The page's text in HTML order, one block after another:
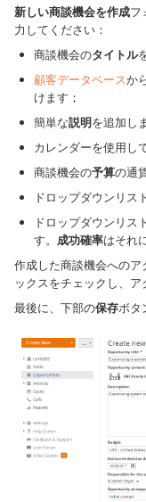
新しい商談機会を作成フ
力してください：
商談機会のタイトル
顧客データベースか
けます；
簡単な説明を追加し
カレンダーを使用し
商談機会の予算の通
ドロップダウンリス
ドロップダウンリス
す。 成功確率はそれ
作成した商談機会へのア
ックスをチェックし、ア
最後に、下部の保存ボタ